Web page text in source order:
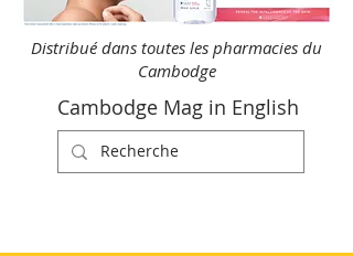
Distribué dans toutes les pharmacies du
Cambodge
Cambodge Mag in English